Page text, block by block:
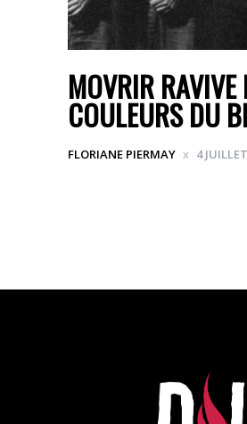
MOVRIR RAVIVE
COULEURS DU
FLORIANE PIERMAY 4